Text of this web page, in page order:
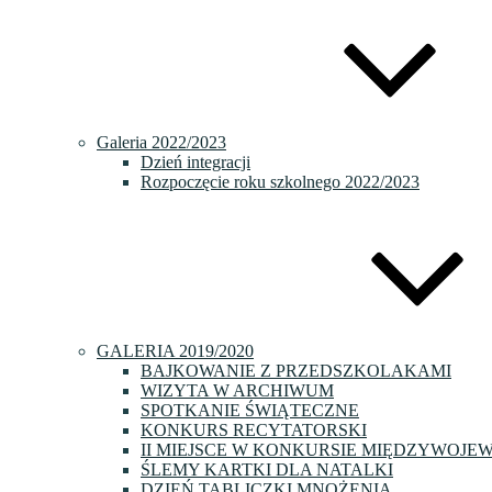
Galeria 2022/2023
Dzień integracji
Rozpoczęcie roku szkolnego 2022/2023
GALERIA 2019/2020
BAJKOWANIE Z PRZEDSZKOLAKAMI
WIZYTA W ARCHIWUM
SPOTKANIE ŚWIĄTECZNE
KONKURS RECYTATORSKI
II MIEJSCE W KONKURSIE
ŚLEMY KARTKI DLA NATALKI